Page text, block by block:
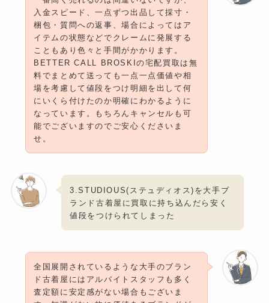
入金スピード、一点ずつ出品して採寸・
梱包・質問への返事、場合によってはア
イテムの状態などでクレームに発展する
こともあり色々と手間がかかります。
BETTER CALL BROSKIの宅配買取は無
料でまとめて送っても一点一点価値や相
場を考慮して値段をつけ明細を出して何
にいくら付けたのか明確にわかるように
なっています。もちろんキャンセルも可
能でございますのでご安心くださいま
せ。
3.STUDIOUS(ステュディオス)を大手ブ
ランド古着屋に買取に持ち込んだら安く
値段をつけられてしまった
全国展開されているような大手のブラン
ド古着屋にはアルバイトスタッフも多く
査定額に安定感がない場合もございま